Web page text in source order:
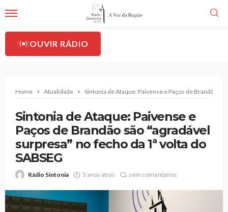
OUVIR RÁDIO
Home Atualidade Sintonia de Ataque: Paivense e Paços de Brandão
Sintonia de Ataque: Paivense e
Paços de Brandão são “agradável
surpresa” no fecho da 1ª volta do
SABSEG
Rádio Sintonia 5 anos atrás sem comentários